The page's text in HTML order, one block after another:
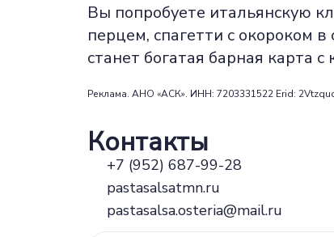
Вы попробуете итальянскую
перцем, спагетти с окороком
станет богатая барная карта
Реклама. АНО «АСК». ИНН: 7203331522 Erid:
Контакты
+7 (952) 687-99-28
pastasalsatmn.ru
pastasalsa.osteria@mail.ru